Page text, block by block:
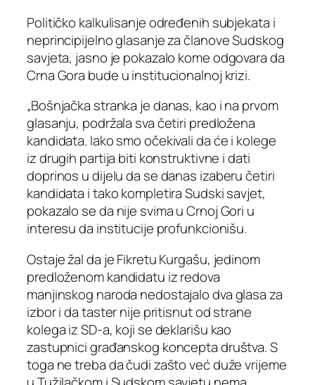
Političko kalkulisanje određenih subjekata i
neprincipijelno glasanje za članove Sudskog
savjeta, jasno je pokazalo kome odgovara da
Crna Gora bude u institucionalnoj krizi.
„Bošnjačka stranka je danas, kao i na prvom
glasanju, podržala sva četiri predložena
kandidata. Iako smo očekivali da će i kolege
iz drugih partija biti konstruktivne i dati
doprinos u dijelu da se danas izaberu četiri
kandidata i tako kompletira Sudski savjet,
pokazalo se da nije svima u Crnoj Gori u
interesu da institucije profunkcionišu.
Ostaje žal da je Fikretu Kurgašu, jedinom
predloženom kandidatu iz redova
manjinskog naroda nedostajalo dva glasa za
izbor i da taster nije pritisnut od strane
kolega iz SD-a, koji se deklarišu kao
zastupnici građanskog koncepta društva. S
toga ne treba da čudi zašto već duže vrijeme